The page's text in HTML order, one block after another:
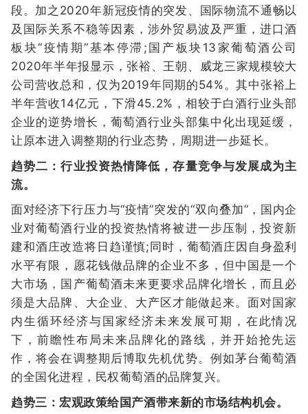
段。加之2020年新冠疫情的突发、国际物流不通畅以
及国际关系不稳等因素，涉外贸易波及严重，进口酒
板块“疫情期”基本停滞;国产板块13家葡萄酒公司
2020年半年报显示，张裕、王朝、威龙三家规模较大
公司营收总和，仅为2019年同期的54%。其中张裕上
半年营收14亿元，下滑45.2%，相较于白酒行业头部
企业的逆势增长，葡萄酒行业头部集中化出现延缓，
让原本进入调整期的行业态势，周期进一步延长。
趋势二：行业投资热情降低，存量竞争与发展成为主
流。
面对经济下行压力与“疫情”突发的“双向叠加”，国内企
业对葡萄酒行业的投资热情将被进一步压制，投资新
建和酒庄改造将日趋谨慎;同时，葡萄酒庄因自身盈利
水平有限，愿花钱做品牌的企业不多，但中国是一个
大市场，国产葡萄酒未来更要求品牌化增长，而且必
须是大品牌、大企业、大产区才能做起来。面对国家
内生循环经济与国家经济未来发展可期，在此情况
下，前瞻性布局未来品牌化的路线，并开始抢先运
作，将会在调整期后博取先机优势。例如茅台葡萄酒
的全国化进程，民权葡萄酒的品牌复兴。
趋势三：宏观政策给国产酒带来新的市场结构机会。